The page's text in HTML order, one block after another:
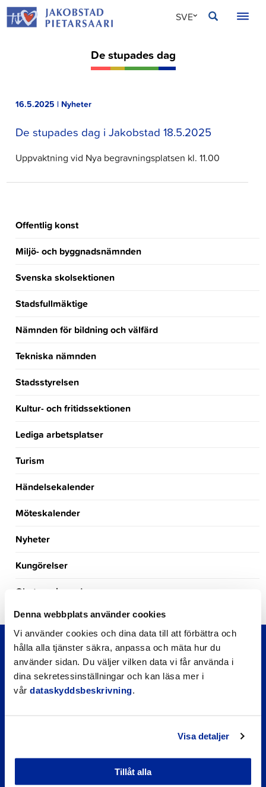
Denna webbplats använder cookies
Vi använder cookies och dina data till att förbättra och
hålla alla tjänster säkra, anpassa och mäta hur du
använder sidan. Du väljer vilken data vi får använda i
dina sekretessinställningar och kan läsa mer i
vår dataskyddsbeskrivning
Visa detaljer
Tillåt alla
Hoppa
till
SVE
ENG
De stupades dag
16.5.2025 | Nyheter
De stupades dag i Jakobstad 18.5.2025
Uppvaktning vid Nya begravningsplatsen kl. 11.00
Offentlig konst
Miljö- och byggnadsnämnden
Svenska skolsektionen
Stadsfullmäktige
Nämnden för bildning och välfärd
Tekniska nämnden
Stadsstyrelsen
Kultur- och fritidssektionen
Lediga arbetsplatser
Turism
Händelsekalender
Möteskalender
Nyheter
Kungörelser
Okategoriserade
Snabblänkar